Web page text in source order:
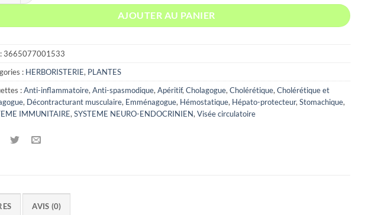
AJOUTER AU PANIER
3665077001533
: HERBORISTERIE, PLANTES
:Anti-inflammatoire, Anti-spasmodique, Apéritif, Cholagogue, Cholérétique, Cholérétique et
, Décontracturant musculaire, Emménagogue, Hémostatique, Hépato-protecteur, Stomachique,
IMMUNITAIRE, SYSTEME NEURO-ENDOCRINIEN, Visée circulatoire
AVIS (0)